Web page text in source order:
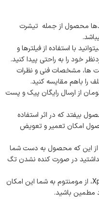
محصول از جمله تیشرت
با استفاده از فیلترها و
خود را به راحتی پیدا کنید.
ها، مشخصات فنی و نظرات
را باهم مقایسه کنید.
از ارسال رایگان پیک و پست
بیفتد که در اثر استفاده
خرید محصول امکان تعمیر و تعویض
تا 48 ساعت پس از این که محصول به دست شما
در صورت کنده نشدن تگ
در کل، خرید آنلاین تیشرت مردانه Xpedite، از مومنتوم به شما این امکان
مطمین باشید.